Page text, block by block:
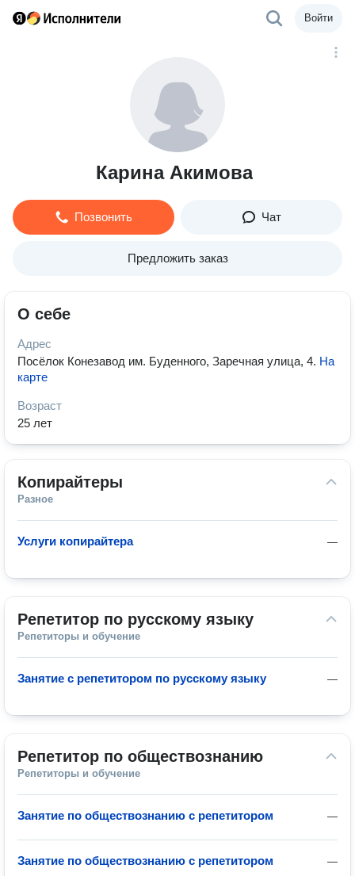
Войти
Карина Акимова
Позвонить Чат
Предложить заказ
О себе
Адрес
Посёлок Конезавод им. Буденного, Заречная улица, 4. На
карте
Возраст
25 лет
Копирайтеры
Разное
—
Услуги копирайтера
Репетитор по русскому языку
Репетиторы и обучение
—
Занятие с репетитором по русскому языку
Репетитор по обществознанию
Репетиторы и обучение
—
Занятие по обществознанию с репетитором
—
Занятие по обществознанию с репетитором